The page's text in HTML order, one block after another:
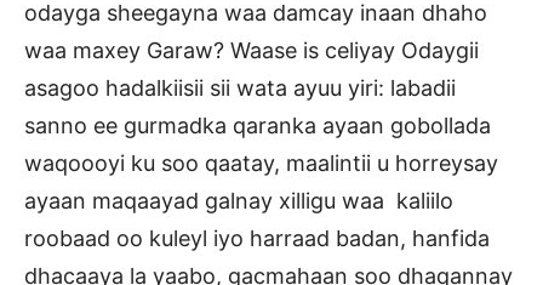
odayga sheegayna waa damcay inaan dhaho
waa maxey Garaw? Waase is celiyay Odaygii
asagoo hadalkiisii sii wata ayuu yiri: labadii
sanno ee gurmadka qaranka ayaan gobollada
waqoooyi ku soo qaatay, maalintii u horreysay
ayaan maqaayad galnay xilligu waa kaliilo
roobaad oo kuleyl iyo harraad badan, hanfida
dhacaaya la yaabo, gacmahaan soo dhaqannay